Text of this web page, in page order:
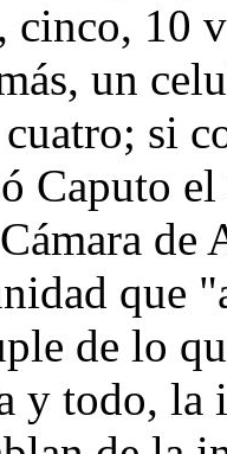
cinco, 10
un
si
Caputo
de
que
de lo
y todo, la